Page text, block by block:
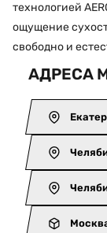
технологией
ощущение
свободно и
АДРЕСА